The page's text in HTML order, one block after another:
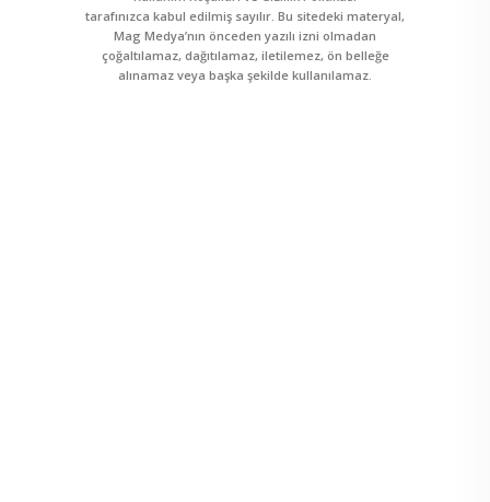
tarafınızca kabul edilmiş sayılır. Bu sitedeki materyal,
Mag Medya’nın önceden yazılı izni olmadan
çoğaltılamaz, dağıtılamaz, iletilemez, ön belleğe
alınamaz veya başka şekilde kullanılamaz.